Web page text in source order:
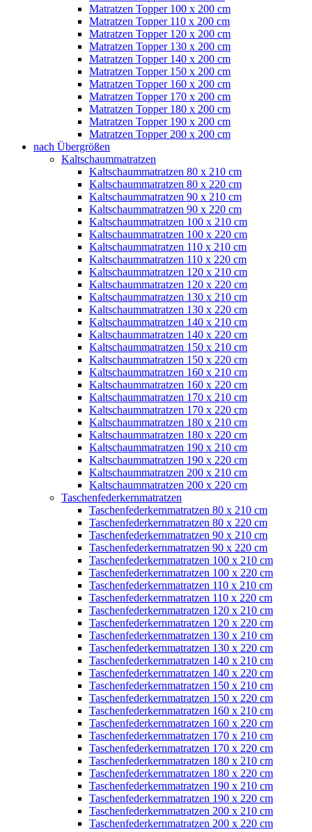
Matratzen Topper 100 x 200 cm
Matratzen Topper 110 x 200 cm
Matratzen Topper 120 x 200 cm
Matratzen Topper 130 x 200 cm
Matratzen Topper 140 x 200 cm
Matratzen Topper 150 x 200 cm
Matratzen Topper 160 x 200 cm
Matratzen Topper 170 x 200 cm
Matratzen Topper 180 x 200 cm
Matratzen Topper 190 x 200 cm
Matratzen Topper 200 x 200 cm
nach Übergrößen
Kaltschaummatratzen
Kaltschaummatratzen 80 x 210 cm
Kaltschaummatratzen 80 x 220 cm
Kaltschaummatratzen 90 x 210 cm
Kaltschaummatratzen 90 x 220 cm
Kaltschaummatratzen 100 x 210 cm
Kaltschaummatratzen 100 x 220 cm
Kaltschaummatratzen 110 x 210 cm
Kaltschaummatratzen 110 x 220 cm
Kaltschaummatratzen 120 x 210 cm
Kaltschaummatratzen 120 x 220 cm
Kaltschaummatratzen 130 x 210 cm
Kaltschaummatratzen 130 x 220 cm
Kaltschaummatratzen 140 x 210 cm
Kaltschaummatratzen 140 x 220 cm
Kaltschaummatratzen 150 x 210 cm
Kaltschaummatratzen 150 x 220 cm
Kaltschaummatratzen 160 x 210 cm
Kaltschaummatratzen 160 x 220 cm
Kaltschaummatratzen 170 x 210 cm
Kaltschaummatratzen 170 x 220 cm
Kaltschaummatratzen 180 x 210 cm
Kaltschaummatratzen 180 x 220 cm
Kaltschaummatratzen 190 x 210 cm
Kaltschaummatratzen 190 x 220 cm
Kaltschaummatratzen 200 x 210 cm
Kaltschaummatratzen 200 x 220 cm
Taschenfederkernmatratzen
Taschenfederkernmatratzen 80 x 210 cm
Taschenfederkernmatratzen 80 x 220 cm
Taschenfederkernmatratzen 90 x 210 cm
Taschenfederkernmatratzen 90 x 220 cm
Taschenfederkernmatratzen 100 x 210 cm
Taschenfederkernmatratzen 100 x 220 cm
Taschenfederkernmatratzen 110 x 210 cm
Taschenfederkernmatratzen 110 x 220 cm
Taschenfederkernmatratzen 120 x 210 cm
Taschenfederkernmatratzen 120 x 220 cm
Taschenfederkernmatratzen 130 x 210 cm
Taschenfederkernmatratzen 130 x 220 cm
Taschenfederkernmatratzen 140 x 210 cm
Taschenfederkernmatratzen 140 x 220 cm
Taschenfederkernmatratzen 150 x 210 cm
Taschenfederkernmatratzen 150 x 220 cm
Taschenfederkernmatratzen 160 x 210 cm
Taschenfederkernmatratzen 160 x 220 cm
Taschenfederkernmatratzen 170 x 210 cm
Taschenfederkernmatratzen 170 x 220 cm
Taschenfederkernmatratzen 180 x 210 cm
Taschenfederkernmatratzen 180 x 220 cm
Taschenfederkernmatratzen 190 x 210 cm
Taschenfederkernmatratzen 190 x 220 cm
Taschenfederkernmatratzen 200 x 210 cm
Taschenfederkernmatratzen 200 x 220 cm